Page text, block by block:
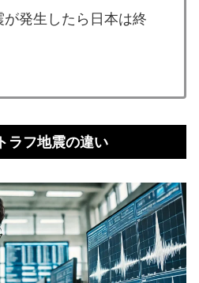
発生したら日本は終
ラフ地震の違い